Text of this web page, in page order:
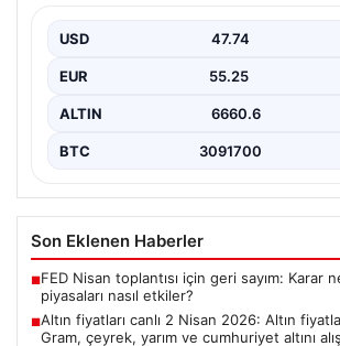
fiyatları
USD 47.74
EUR 55.25
ALTIN 6660.6
BTC 3091700
Son Eklenen Haberler
■FED Nisan toplantısı için geri sayım: Karar
piyasaları nasıl etkiler?
■Altın fiyatları canlı 2 Nisan 2026: Altın
Gram, çeyrek, yarım ve cumhuriyet altını